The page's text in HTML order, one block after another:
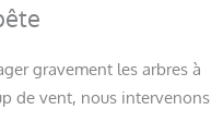
gravement les arbres à
de vent, nous intervenons